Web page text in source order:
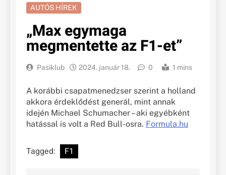
AUTÓS HÍREK
„Max egymaga
megmentette az F1-et”
Pasiklub 2024. január 18. 0 1 mins
A korábbi csapatmenedzser szerint a holland
akkora érdeklődést generál, mint annak
idején Michael Schumacher – aki egyébként
hatással is volt a Red Bull-osra. Formula.hu
Tagged: F1